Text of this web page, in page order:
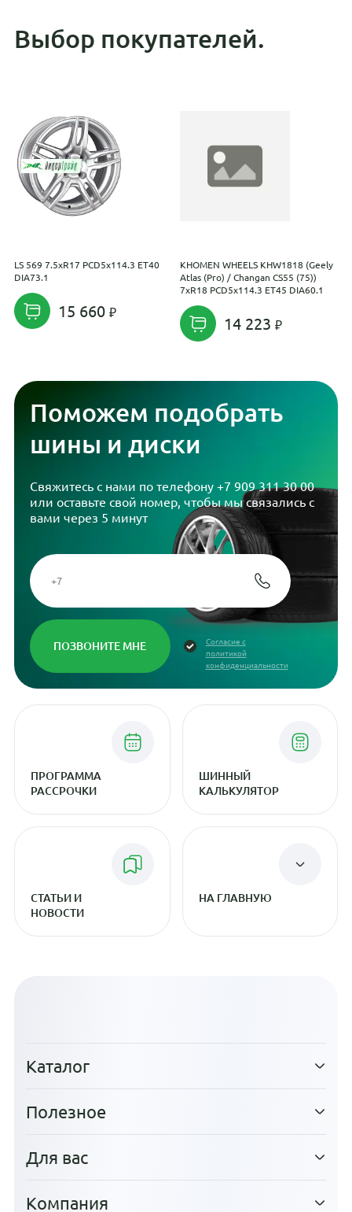
Выбор покупателей.
LS 569 7.5xR17 PCD5x114.3 ET40
DIA73.1
15 660
KHOMEN WHEELS KHW1818 (Geely
Atlas (Pro) / Changan CS55 (75))
7xR18 PCD5x114.3 ET45 DIA60.1
14 223
Поможем подобрать
шины и диски
Свяжитесь с нами по телефону +7 909 311 30 00
или оставьте свой номер, чтобы мы связались с
вами через 5 минут
Согласие с
политикой
конфиденциальности
ПРОГРАММА
РАССРОЧКИ
ШИННЫЙ
КАЛЬКУЛЯТОР
СТАТЬИ И
НОВОСТИ
НА ГЛАВНУЮ
Каталог
Полезное
Для вас
Компания